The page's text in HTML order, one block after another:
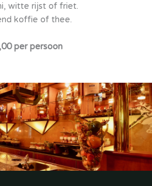
witte rijst of friet.
koffie of thee.
per persoon